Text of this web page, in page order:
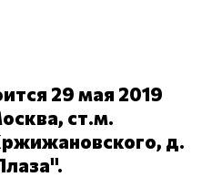
29 мая 2019
ст.м.
д.